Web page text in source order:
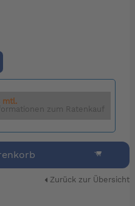
mtl.
zum Ratenkauf
Zurück zur Übersicht